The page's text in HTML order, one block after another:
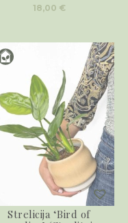
18,00 €
Strelicija ‘Bird of